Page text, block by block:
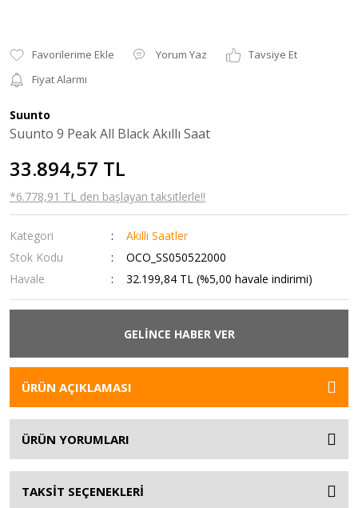
Yorum Yaz
Tavsiye Et
Fiyat Alarmı
Suunto
Suunto 9 Peak All Black Akıllı Saat
33.894,57 TL
*6.778,91 TL den başlayan taksitlerle!!
Kategori
Akıllı Saatler
Stok Kodu
OCO_SS050522000
Havale
32.199,84 TL (%5,00 havale indirimi)
GELİNCE HABER VER
ÜRÜN AÇIKLAMASI
ÜRÜN YORUMLARI
TAKSİT SEÇENEKLERİ